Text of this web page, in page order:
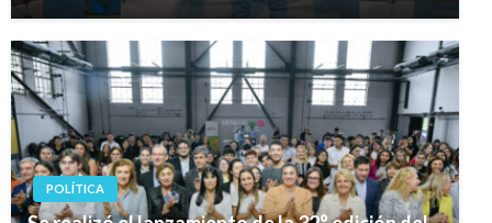
POLÍTICA